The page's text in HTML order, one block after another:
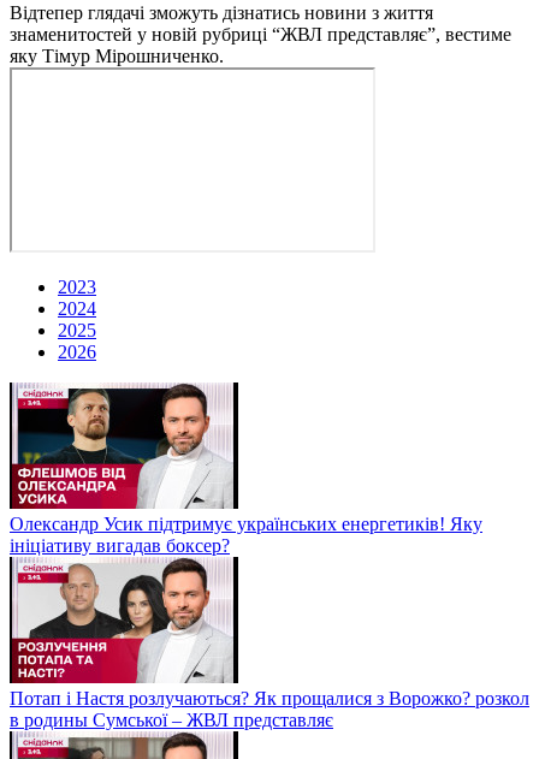
Відтепер глядачі зможуть дізнатись новини з життя
знаменитостей у новій рубриці “ЖВЛ представляє”, вестиме
яку Тімур Мірошниченко.
2023
2024
2025
2026
Олександр Усик підтримує українських енергетиків! Яку
ініціативу вигадав боксер?
Потап і Настя розлучаються? Як прощалися з Ворожко? розкол
в родины Сумської – ЖВЛ представляє